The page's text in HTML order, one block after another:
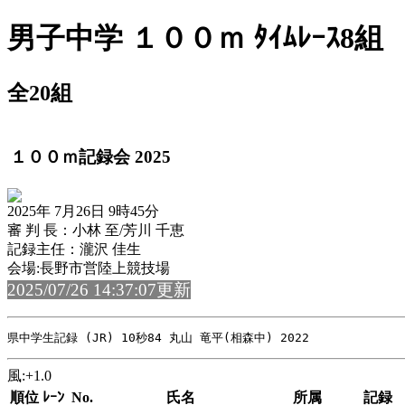
男子中学 １００ｍ ﾀｲﾑﾚｰｽ8組
全20組
１００ｍ記録会 2025
2025年 7月26日 9時45分
審 判 長：小林 至/芳川 千恵
記録主任：瀧沢 佳生
会場:長野市営陸上競技場
2025/07/26 14:37:07更新
風:+1.0
順位 ﾚｰﾝ No. 氏名 所属 記録